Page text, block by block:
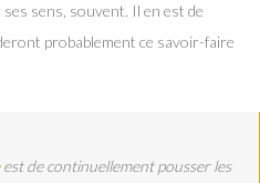
sens, souvent. Il en est de
probablement ce savoir-faire
est de continuellement pousser les